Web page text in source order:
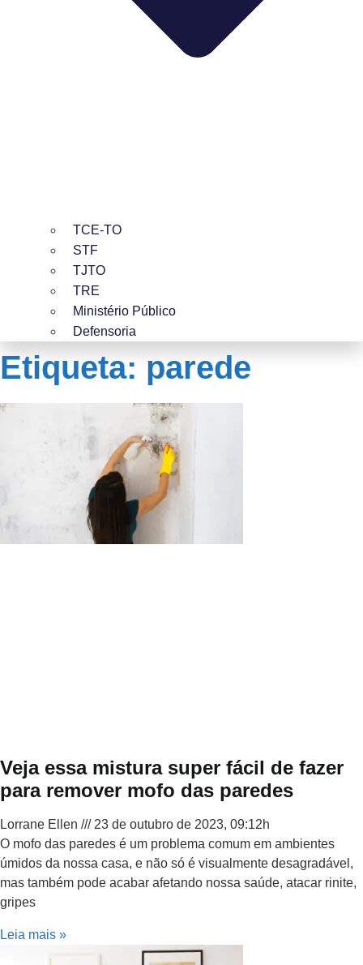
TCE-TO
STF
TJTO
TRE
Ministério Público
Defensoria
Etiqueta: parede
Veja essa mistura super fácil de fazer
para remover mofo das paredes
Lorrane Ellen
23 de outubro de 2023, 09:12h
O mofo das paredes é um problema comum em ambientes
úmidos da nossa casa, e não só é visualmente desagradável,
mas também pode acabar afetando nossa saúde, atacar rinite,
gripes
Leia mais »